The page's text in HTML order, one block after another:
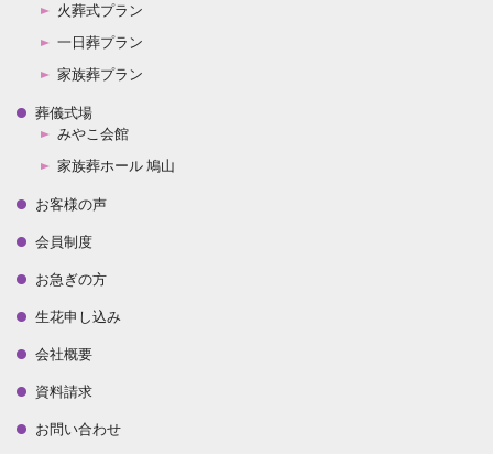
火葬式プラン
一日葬プラン
家族葬プラン
葬儀式場
みやこ会館
家族葬ホール 鳩山
お客様の声
会員制度
お急ぎの方
生花申し込み
会社概要
資料請求
お問い合わせ